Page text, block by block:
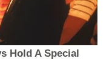
Hold A Special